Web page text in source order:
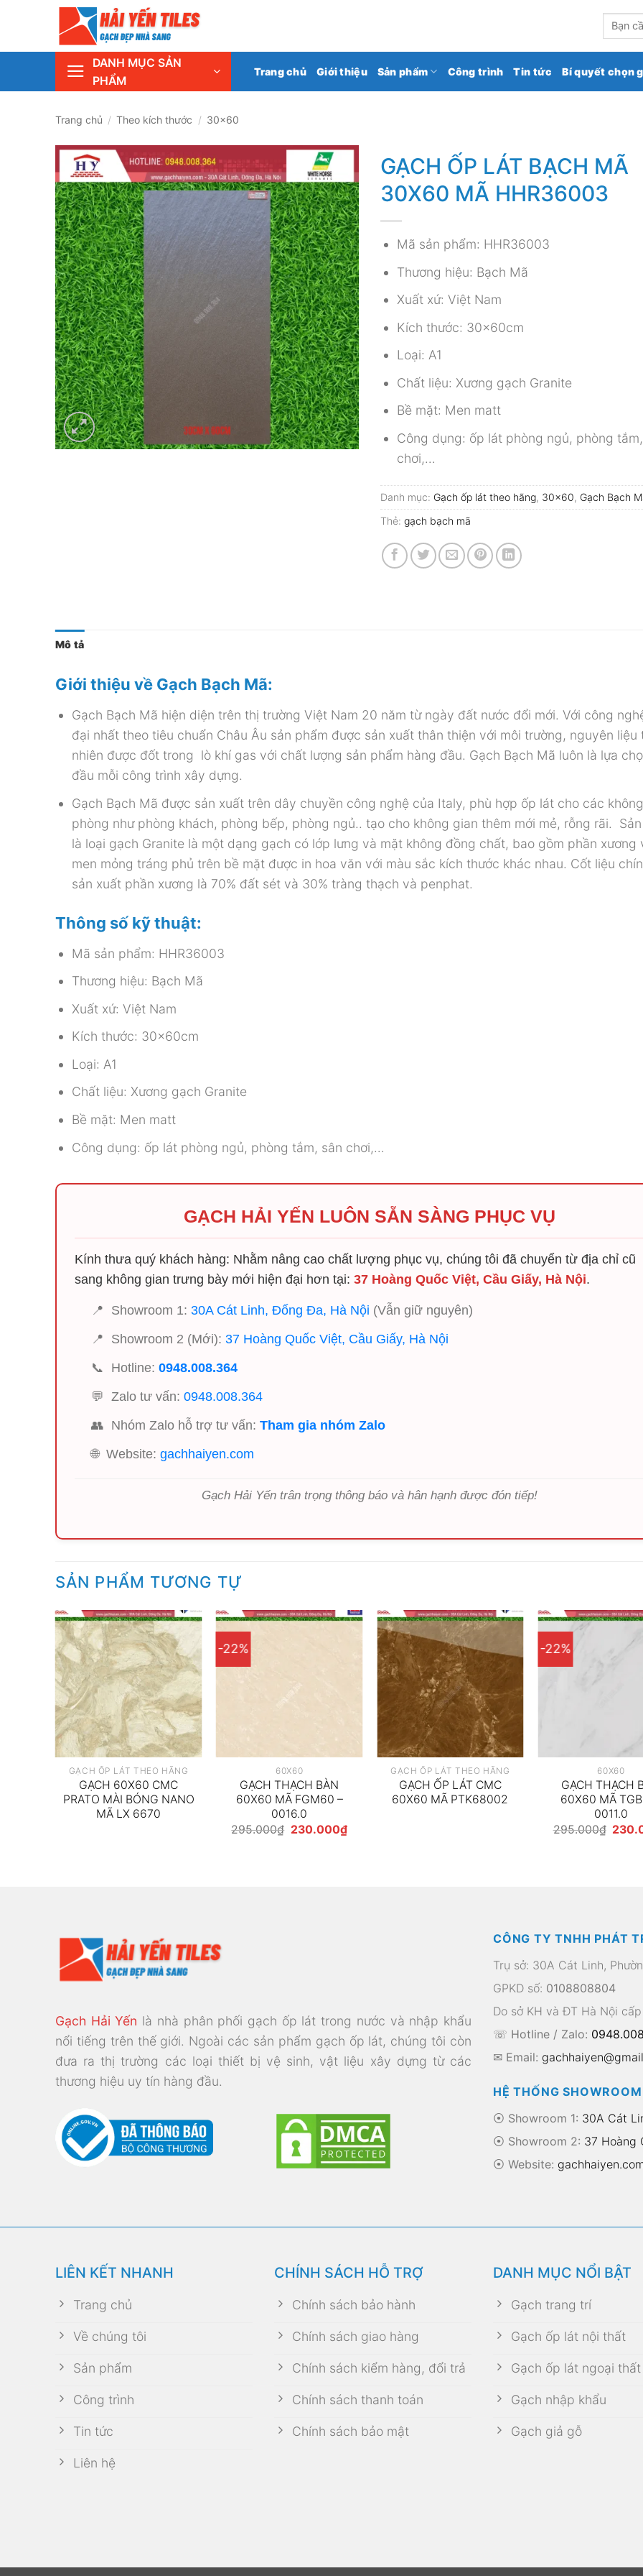
content
Tìm
kiếm:
DANH MỤC SẢN
PHẨM
Trang chủ Giới thiệu Sản phẩm Công trình Tin tức Bí quyết chọn
Trang chủ / Theo kích thước / 30x60
GẠCH ỐP LÁT BẠCH MÃ
30X60 MÃ HHR36003
Mã sản phẩm: HHR36003
Thương hiệu: Bạch Mã
Xuất xứ: Việt Nam
Kích thước: 30x60cm
Loại: A1
Chất liệu: Xương gạch Granite
Bề mặt: Men matt
Công dụng: ốp lát phòng ngủ, phòng
chơi,…
Danh mục: Gạch ốp lát theo hãng, 30x60, Gạch Bạch
Thẻ:gạch bạch mã
Mô tả
Giới thiệu về Gạch Bạch Mã:
Gạch Bạch Mã hiện diện trên thị trường Việt Nam 20 năm từ ngày đất nước đổi mới. Với công
đại nhất theo tiêu chuẩn Châu Âu sản phẩm được sản xuất thân thiện với môi trường, nguyên liệu
nhiên được đốt trong lò khí gas với chất lượng sản phẩm hàng đầu. Gạch Bạch Mã luôn là lựa
đầu mỗi công trình xây dựng.
Gạch Bạch Mã được sản xuất trên dây chuyền công nghệ của Italy, phù hợp ốp lát cho các
phòng như phòng khách, phòng bếp, phòng ngủ.. tạo cho không gian thêm mới mẻ, rỗng rãi.
là loại gạch Granite là một dạng gạch có lớp lưng và mặt không đồng chất, bao gồm phần xương
men mỏng tráng phủ trên bề mặt được in hoa văn với màu sắc kích thước khác nhau. Cốt liệu
sản xuất phần xương là 70% đất sét và 30% tràng thạch và penphat.
Thông số kỹ thuật:
Mã sản phẩm: HHR36003
Thương hiệu: Bạch Mã
Xuất xứ: Việt Nam
Kích thước: 30x60cm
Loại: A1
Chất liệu: Xương gạch Granite
Bề mặt: Men matt
Công dụng: ốp lát phòng ngủ, phòng tắm, sân chơi,…
GẠCH HẢI YẾN LUÔN SẴN SÀNG PHỤC VỤ
Kính thưa quý khách hàng: Nhằm nâng cao chất lượng phục vụ, chúng tôi đã chuyển từ địa chỉ cũ
sang không gian trưng bày mới hiện đại hơn tại: 37 Hoàng Quốc Việt, Cầu Giấy, Hà Nội.
📍 Showroom 1: 30A Cát Linh, Đống Đa, Hà Nội (Vẫn giữ nguyên)
📍
Showroom 2 (Mới): 37 Hoàng Quốc Việt, Cầu Giấy, Hà Nội
📞
Hotline: 0948.008.364
💬 Zalo tư vấn: 0948.008.364
👥 Nhóm Zalo hỗ trợ tư vấn: Tham gia nhóm Zalo
🌐 Website: gachhaiyen.com
Gạch Hải Yến trân trọng thông báo và hân hạnh được đón tiếp!
SẢN PHẨM TƯƠNG TỰ
GẠCH ỐP LÁT THEO HÃNG
GẠCH 60X60 CMC
PRATO MÀI BÓNG NANO
MÃ LX 6670
-22%
60X60
GẠCH THẠCH BÀN
60X60 MÃ FGM60 –
0016.0
295.000₫ Giá
230.000₫Giá
GẠCH ỐP LÁT THEO HÃNG
GẠCH ỐP LÁT CMC
60X60 MÃ PTK68002
-22%
60X60
GẠCH THẠCH
60X60 MÃ
0011.0
295.000₫ Giá
Gạch Hải Yến là nhà phân phối gạch ốp lát trong nước và nhập khẩu
nổi tiếng trên thế giới. Ngoài các sản phẩm gạch ốp lát, chúng tôi còn
đưa ra thị trường các loại thiết bị vệ sinh, vật liệu xây dựng từ các
thương hiệu uy tín hàng đầu.
CÔNG TY TNHH PHÁT
Trụ sở: 30A Cát Linh,
GPKD số: 0108808804
Do sở KH và ĐT Hà Nội
☏ Hotline / Zalo:
✉ Email:
HỆ THỐNG SHOWROOM
⦿ Showroom 1: 30A Cát
⦿ Showroom 2: 37 Hoàng
⦿ Website:
LIÊN KẾT NHANH
Trang chủ
Về chúng tôi
Sản phẩm
Công trình
Tin tức
Liên hệ
CHÍNH SÁCH HỖ TRỢ
Chính sách bảo hành
Chính sách giao hàng
Chính sách kiểm hàng, đổi trả
Chính sách thanh toán
Chính sách bảo mật
DANH MỤC NỔI BẬT
Gạch trang trí
Gạch ốp lát nội thất
Gạch ốp lát ngoại thất
Gạch nhập khẩu
Gạch giả gỗ